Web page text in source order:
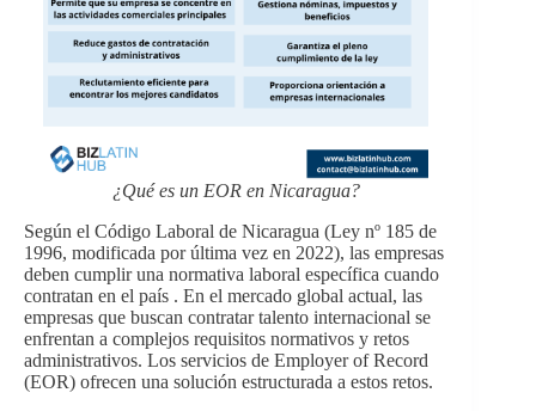
¿Qué es un EOR en Nicaragua?
Según el Código Laboral de Nicaragua (Ley nº 185 de
1996, modificada por última vez en 2022), las empresas
deben cumplir una normativa laboral específica cuando
contratan en el país . En el mercado global actual, las
empresas que buscan contratar talento internacional se
enfrentan a complejos requisitos normativos y retos
administrativos. Los servicios de Employer of Record
(EOR) ofrecen una solución estructurada a estos retos.